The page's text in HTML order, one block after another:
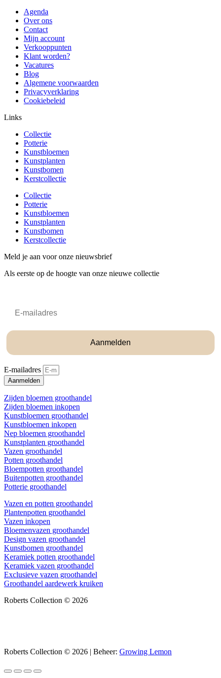
Agenda
Over ons
Contact
Mijn account
Verkooppunten
Klant worden?
Vacatures
Blog
Algemene voorwaarden
Privacyverklaring
Cookiebeleid
Links
Collectie
Potterie
Kunstbloemen
Kunstplanten
Kunstbomen
Kerstcollectie
Collectie
Potterie
Kunstbloemen
Kunstplanten
Kunstbomen
Kerstcollectie
Meld je aan voor onze nieuwsbrief
Als eerste op de hoogte van onze nieuwe collectie
Aanmelden
E-mailadres
Aanmelden
Zijden bloemen groothandel
Zijden bloemen inkopen
Kunstbloemen groothandel
Kunstbloemen inkopen
Nep bloemen groothandel
Kunstplanten groothandel
Vazen groothandel
Potten groothandel
Bloempotten groothandel
Buitenpotten groothandel
Potterie groothandel
Vazen en potten groothandel
Plantenpotten groothandel
Vazen inkopen
Bloemenvazen groothandel
Design vazen groothandel
Kunstbomen groothandel
Keramiek potten groothandel
Keramiek vazen groothandel
Exclusieve vazen groothandel
Groothandel aardewerk kruiken
Roberts Collection © 2026
Roberts Collection © 2026 | Beheer: Growing Lemon